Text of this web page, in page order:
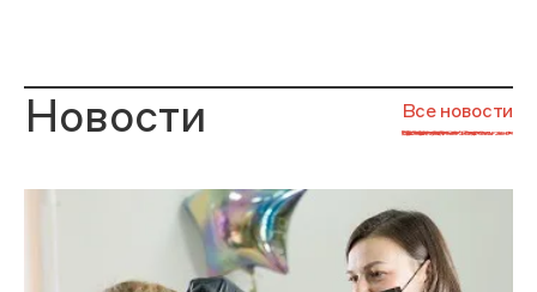
Новости Все новости